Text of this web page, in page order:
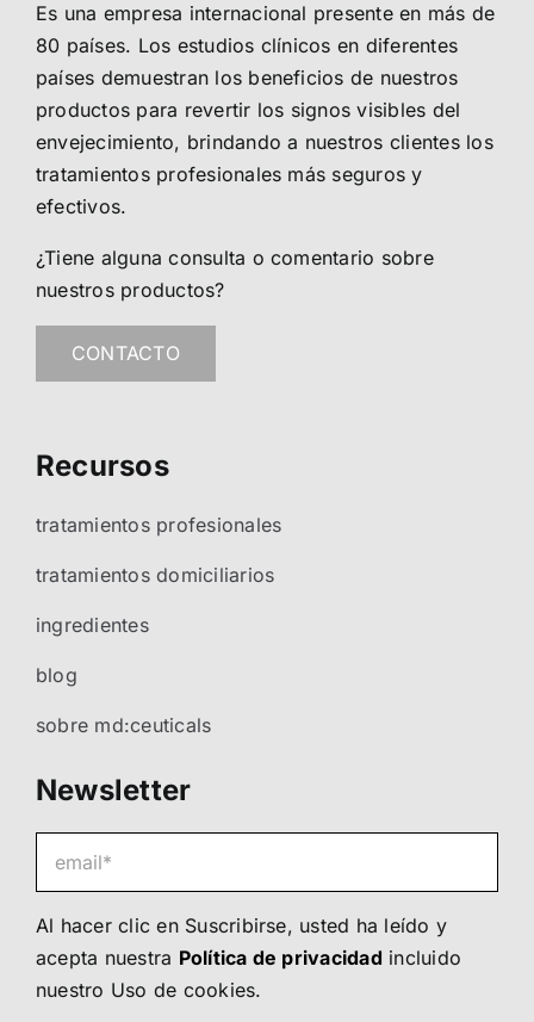
Es una empresa internacional presente en más de
80 países. Los estudios clínicos en diferentes
países demuestran los beneficios de nuestros
productos para revertir los signos visibles del
envejecimiento, brindando a nuestros clientes los
tratamientos profesionales más seguros y
efectivos.
¿Tiene alguna consulta o comentario sobre
nuestros productos?
CONTACTO
Recursos
tratamientos profesionales
tratamientos domiciliarios
ingredientes
blog
sobre md:ceuticals
Newsletter
Al hacer clic en Suscribirse, usted ha leído y
acepta nuestra Política de privacidad incluido
nuestro Uso de cookies.